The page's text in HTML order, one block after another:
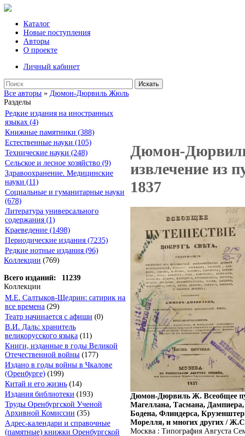
Каталог
Новые поступления
Авторы
О проекте
Личный кабинет
Искать
Все авторы » Дюмон-Дюрвиль Жюль
Разделы
Редкие издания на иностранных
языках (4)
Книжные памятники (388)
Естественные науки (105)
Технические науки (248)
Сельское и лесное хозяйство (9)
Здравоохранение. Медицинские
науки (11)
Социальные и гуманитарные науки
(678)
Литература универсального
содержания (1)
Краеведение (1498)
Периодические издания (7235)
Редкие нотные издания (96)
Коллекции (769)
Всего изданий: 11239
Коллекции
М.Е. Салтыков-Щедрин: сатирик на
все времена (29)
Театр начинается с афиши (0)
В.И. Даль: хранитель
великорусского языка (11)
Книги, изданные в годы Великой
Отечественной войны (177)
Издано в годы войны в Чкалове
(Оренбурге) (199)
Китай и его жизнь (14)
Издания библиотеки (193)
Труды Оренбургской Ученой
Архивной Комиссии (35)
Адрес-календари и справочные
(памятные) книжки Оренбургской
Дюмон-Дюрвиль
извлечение из
1837
Дюмон-Дюрвиль Ж. Всеобщее
Магеллана, Тасмана,
Бодена, Флиндерса,
Морелля, и многих других /
Москва : Типография Августа